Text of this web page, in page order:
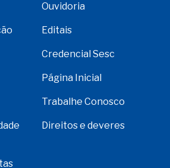
Ouvidoria
Editais
Credencial Sesc
Página Inicial
Trabalhe Conosco
Direitos e deveres